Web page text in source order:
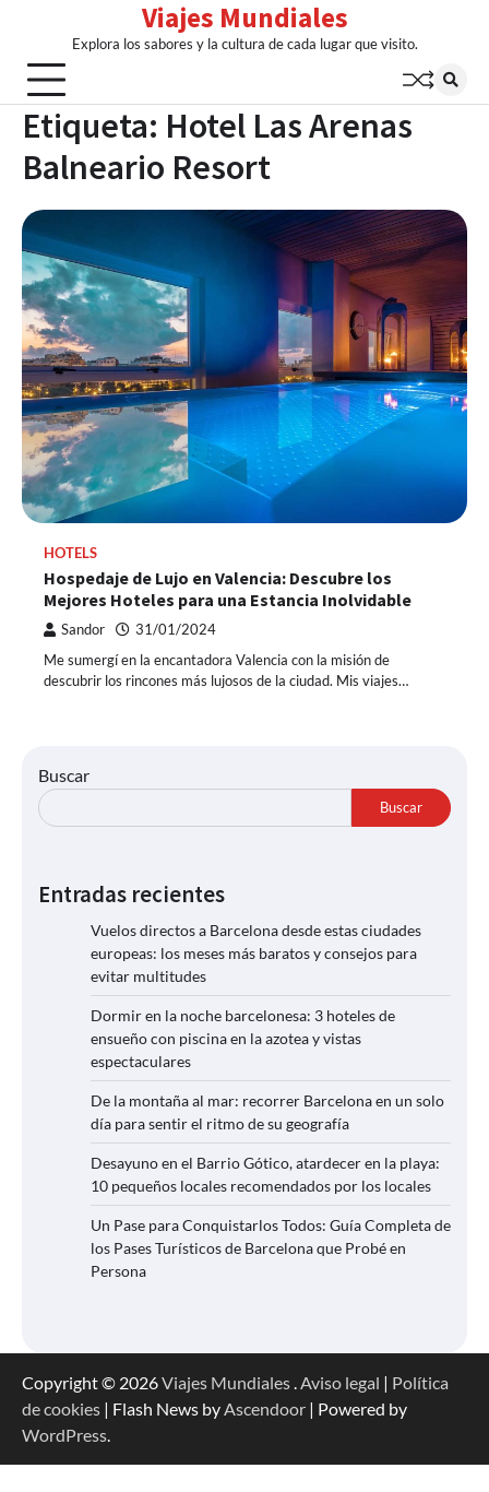
content
Viajes Mundiales
Explora los sabores y la cultura de cada lugar que visito.
Etiqueta: Hotel Las Arenas
Balneario Resort
HOTELS
Hospedaje de Lujo en Valencia: Descubre los
Mejores Hoteles para una Estancia Inolvidable
Sandor 31/01/2024
Me sumergí en la encantadora Valencia con la misión de
descubrir los rincones más lujosos de la ciudad. Mis viajes…
Buscar
Buscar
Entradas recientes
Vuelos directos a Barcelona desde estas ciudades
europeas: los meses más baratos y consejos para
evitar multitudes
Dormir en la noche barcelonesa: 3 hoteles de
ensueño con piscina en la azotea y vistas
espectaculares
De la montaña al mar: recorrer Barcelona en un solo
día para sentir el ritmo de su geografía
Desayuno en el Barrio Gótico, atardecer en la playa:
10 pequeños locales recomendados por los locales
Un Pase para Conquistarlos Todos: Guía Completa de
los Pases Turísticos de Barcelona que Probé en
Persona
Copyright © 2026Viajes Mundiales.Aviso legal | Política
de cookies | Flash News byAscendoor | Powered by
WordPress.